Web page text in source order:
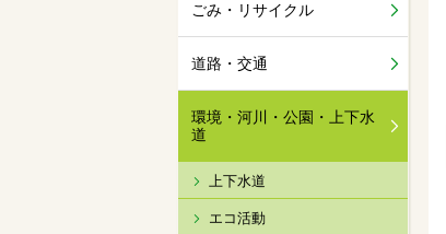
ごみ・リサイクル
道路・交通
環境・河川・公園・上下水
道
上下水道
エコ活動